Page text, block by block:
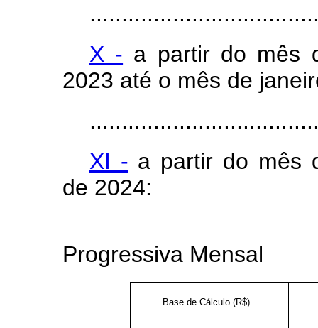
X - a partir do mês
2023 até o mês de
XI - a partir do mês
de 2024:
Progressiva Mensal
Base de Cálculo (R$)